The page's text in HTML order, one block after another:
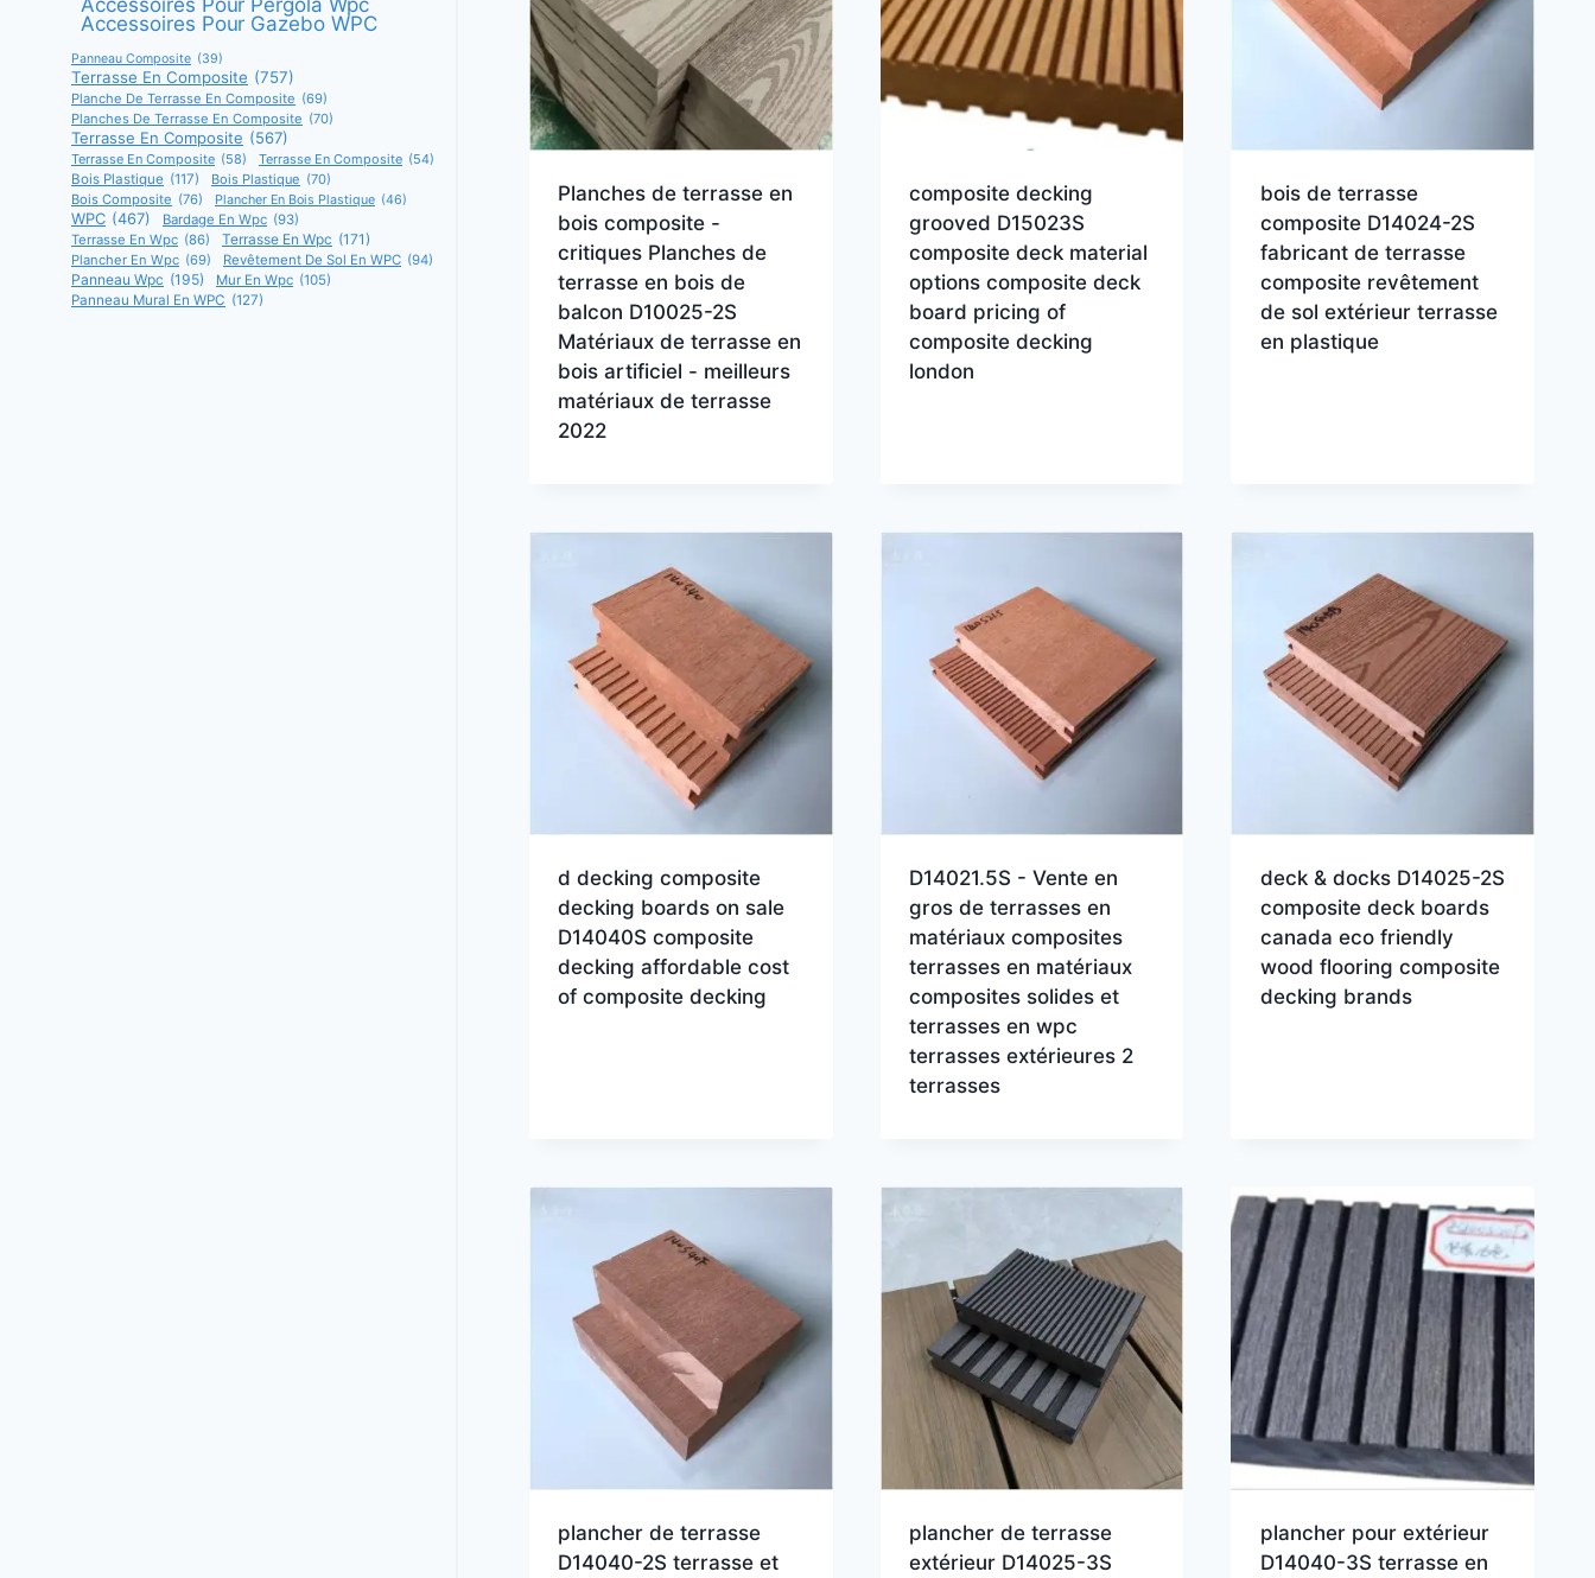
Planches de terrasse en
bois composite -
critiques Planches de
terrasse en bois de
balcon D10025-2S
Matériaux de terrasse en
bois artificiel - meilleurs
matériaux de terrasse
2022
composite decking
grooved D15023S
composite deck material
options composite deck
board pricing of
composite decking
london
bois de terrasse
composite D14024-2S
fabricant de terrasse
composite revêtement
de sol extérieur terrasse
en plastique
d decking composite
decking boards on sale
D14040S composite
decking affordable cost
of composite decking
D14021.5S - Vente en
gros de terrasses en
matériaux composites
terrasses en matériaux
composites solides et
terrasses en wpc
terrasses extérieures 2
terrasses
deck & docks D14025-2S
composite deck boards
canada eco friendly
wood flooring composite
decking brands
plancher de terrasse
D14040-2S terrasse et
plancher de terrasse
extérieur D14025-3S
plancher pour extérieur
D14040-3S terrasse en
Accessoires Pour Gazebo WPC
Panneau Composite (39)
Terrasse En Composite (757)
Planche De Terrasse En Composite (69)
Planches De Terrasse En Composite (70)
Terrasse En Composite (567)
Terrasse En Composite (58) Terrasse En Composite (54)
Bois Plastique (117) Bois Plastique (70)
Bois Composite (76) Plancher En Bois Plastique (46)
WPC (467) Bardage En Wpc (93)
Terrasse En Wpc (86) Terrasse En Wpc (171)
Plancher En Wpc (69) Revêtement De Sol En WPC (94)
Panneau Wpc (195) Mur En Wpc (105)
Panneau Mural En WPC (127)